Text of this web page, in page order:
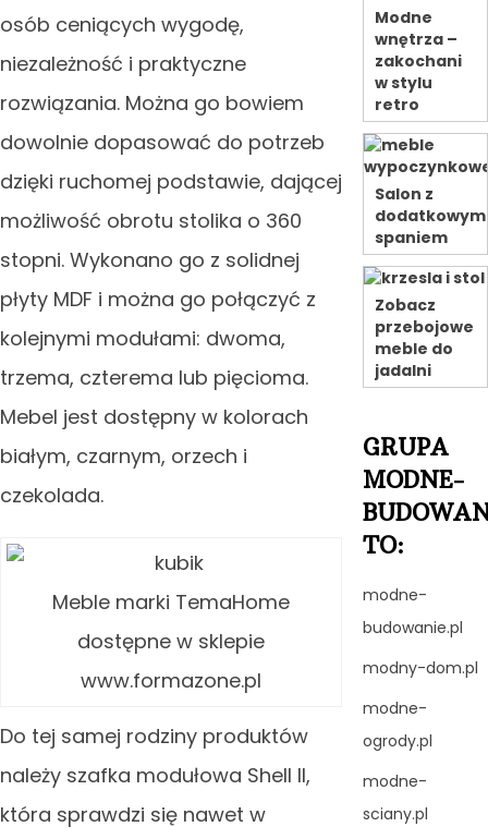
osób ceniących wygodę,
niezależność i praktyczne
rozwiązania. Można go bowiem
dowolnie dopasować do potrzeb
dzięki ruchomej podstawie, dającej
możliwość obrotu stolika o 360
stopni. Wykonano go z solidnej
płyty MDF i można go połączyć z
kolejnymi modułami: dwoma,
trzema, czterema lub pięcioma.
Mebel jest dostępny w kolorach
białym, czarnym, orzech i
czekolada.
Meble marki TemaHome
dostępne w sklepie
www.formazone.pl
Do tej samej rodziny produktów
należy szafka modułowa Shell II,
która sprawdzi się nawet w
Modne
wnętrza –
zakochani
w stylu
retro
Salon z
dodatkowym
spaniem
Zobacz
przebojowe
meble do
jadalni
GRUPA
MODNE-
TO:
modne-
budowanie.pl
modny-dom.pl
modne-
ogrody.pl
modne-
sciany.pl